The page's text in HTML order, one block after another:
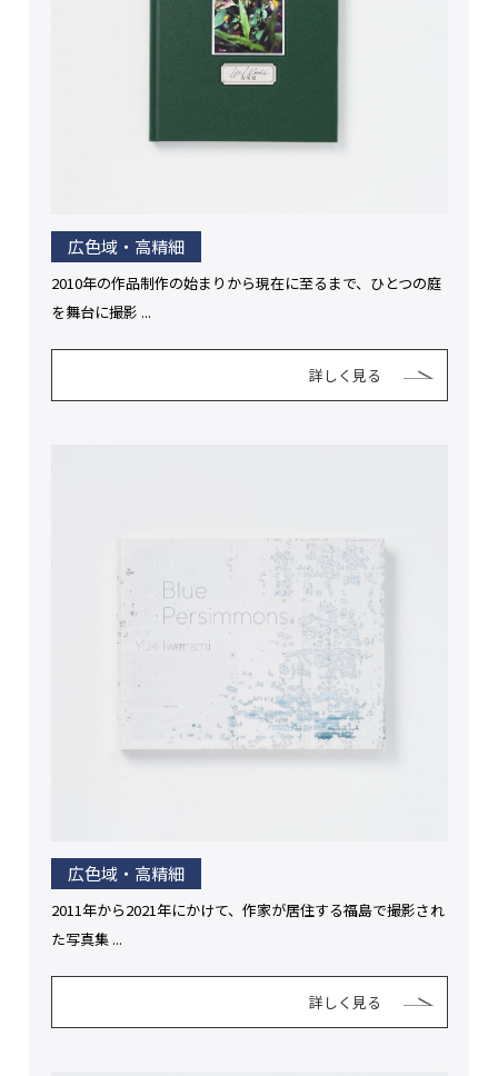
広色域・高精細
2010年の作品制作の始まりから現在に至るまで、ひとつの庭
を舞台に撮影 ...
詳しく見る
広色域・高精細
2011年から2021年にかけて、作家が居住する福島で撮影され
た写真集 ...
詳しく見る